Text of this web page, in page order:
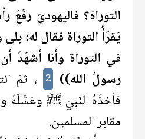
التوراة؟ فاليهوديّ رفَعَ
يَقرَأُ التوراة فقال له:
في التوراة وأنا أشهَدُ
رسولُ الله)) 2 ، ثمّ
فأخذَهُ النّبيّ ﷺ وغسَّلَهُ
مقابر المسلمين.